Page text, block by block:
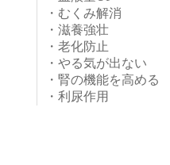
・むくみ解消
・滋養強壮
・老化防止
・やる気が出ない
・腎の機能を高める
・利尿作用